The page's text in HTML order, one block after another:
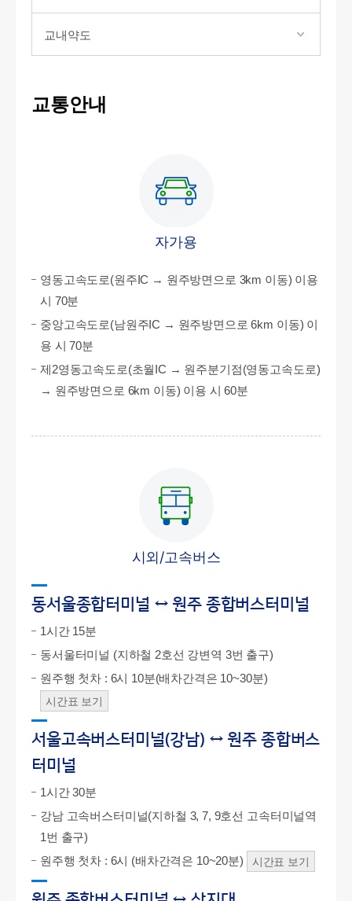
교내약도
교통안내
자가용
영동고속도로(원주IC → 원주방면으로 3km 이동) 이용
시 70분
중앙고속도로(남원주IC → 원주방면으로 6km 이동) 이
용 시 70분
제2영동고속도로(초월IC → 원주분기점(영동고속도로)
→ 원주방면으로 6km 이동) 이용 시 60분
시외/고속버스
동서울종합터미널 ↔ 원주 종합버스터미널
1시간 15분
동서울터미널 (지하철 2호선 강변역 3번 출구)
원주행 첫차 : 6시 10분(배차간격은 10~30분)
시간표 보기
서울고속버스터미널(강남) ↔ 원주 종합버스
터미널
1시간 30분
강남 고속버스터미널(지하철 3, 7, 9호선 고속터미널역
1번 출구)
원주행 첫차 : 6시 (배차간격은 10~20분)
시간표 보기